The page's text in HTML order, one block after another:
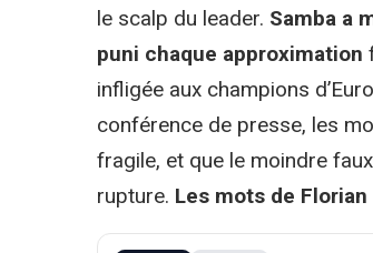
le scalp du leader. Samba a
puni chaque approximation
infligée aux champions
conférence de presse, les
fragile, et que le moindre
rupture. Les mots de